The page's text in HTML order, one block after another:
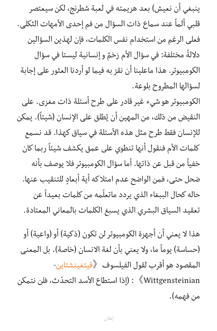
ينبغي أن نعيش) بعد هزيمته في لعبة شطرنج، لكن سيعتصر
قلبي ألماً عند سماع ذات السؤال من فم إحدی الأمهات الثكلی.
فعلی الرغم من استخدام نفس الكلمات، فإن لهذين السؤالين
دلالةً مختلفة: في سؤال الأم زخمٌ و إنسانية ليستا في سؤال
الكومبيوتر. هذا ماعلينا أن نقرّ به فيما لو أردنا العثور علی إجابة
لسؤالها المطروح بلوعة.
الكومبيوتر هو شيء غير قادر علی طرح أسئلة ذات مغزی. علی
النقيض من ذلك، من المهين أن يُطلق علی الإنسان (شيئاً). يمكن
للإنسان فقط طرح مثل هذه الأسئلة في سياق كهذا. قد نسمع
كلمات الأم فنقول أنها تنطوي على عمق يكشف شيئاً ربما كان
خفياً من قبل عن ذاتها. أما سؤال الكومبيوتر فلا يوصف بأنه
ضحل حتی، فمن الواضح عدم امتلاكه أية أبعادٍ للتنقيب عنها.
حاله كحال الببغاء الذي يردد ماتعلّمه من كلمات بعيداً عن
تعقيد السياق البشري الذي يسبغ الكلمات بالمعاني المعتادة.
هذا لا يعني أن أجهزة الكومبيوتر لن تكون (ذكية) أو (واعية) أو
(حساسة) يوماً ما، ولا يعني بأن لغة الانسان (خاصة). بل المعنی
المقصود هو أقرب لقول الفيلسوف《فيتغينشتاين-
Wittgensteinian》: (إذا استطاع الأسد التحدّث، فلن نتمكن
من فهمه).
إعلان